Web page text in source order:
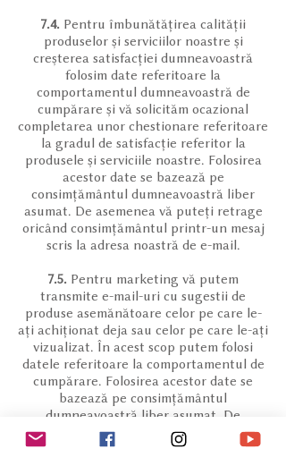
7.4. Pentru îmbunătățirea calității
produselor și serviciilor noastre și
creșterea satisfacției dumneavoastră
folosim date referitoare la
comportamentul dumneavoastră de
cumpărare și vă solicităm ocazional
completarea unor chestionare referitoare
la gradul de satisfacție referitor la
produsele și serviciile noastre. Folosirea
acestor date se bazează pe
consimțământul dumneavoastră liber
asumat. De asemenea vă puteți retrage
oricând consimțământul printr-un mesaj
scris la adresa noastră de e-mail.
7.5. Pentru marketing vă putem
transmite e-mail-uri cu sugestii de
produse asemănătoare celor pe care le-
ați achiționat deja sau celor pe care le-ați
vizualizat. În acest scop putem folosi
datele referitoare la comportamentul de
cumpărare. Folosirea acestor date se
bazează pe consimțământul
dumneavoastră liber asumat. De
asemenea vă puteți retrage oricând
consimțământul printr-un mesaj scris la